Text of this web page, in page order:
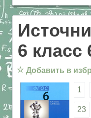
6 класс
☆ Добавить в
1
23